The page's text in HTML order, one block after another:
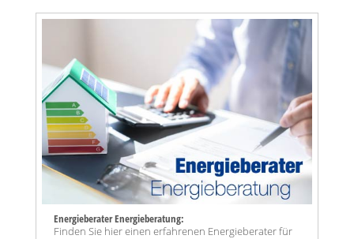
Energieberater Energieberatung:
Finden Sie hier einen erfahrenen Energieberater für